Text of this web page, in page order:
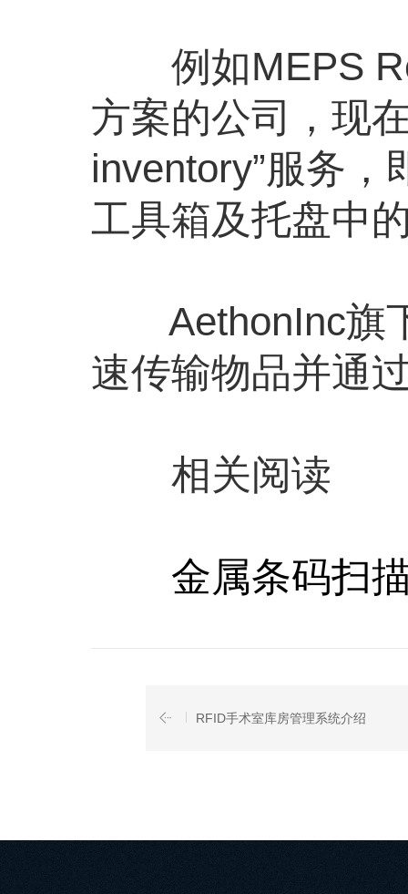
例如MEPS
方案的公司，现
inventory”服务
工具箱及托盘中
AethonInc旗下
速传输物品并通
相关阅读
金属条码扫描
RFID手术室库房管理系统介绍